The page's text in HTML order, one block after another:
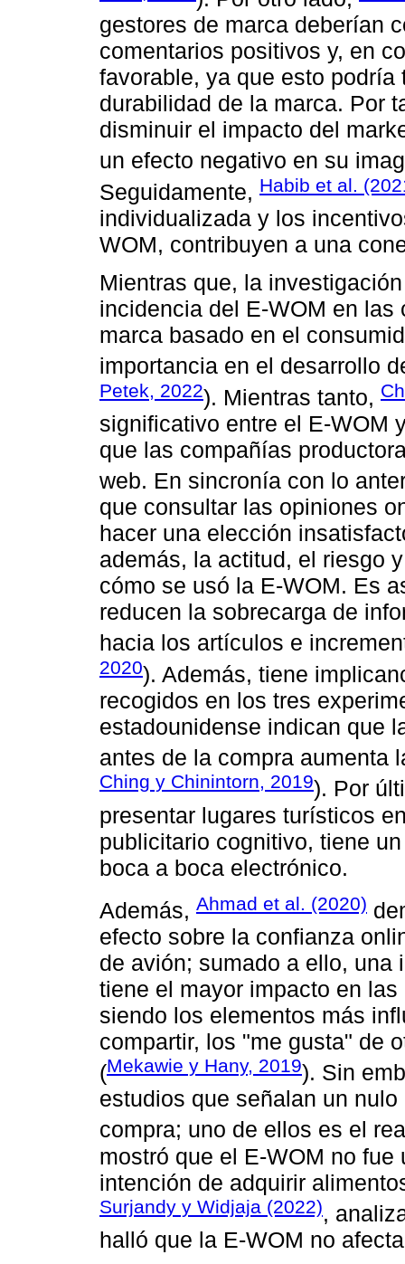
gestores de marca deberían
comentarios positivos y, en
favorable, ya que esto
durabilidad de la marca. Por
disminuir el impacto del
un efecto negativo en su
Seguidamente, Habib et al.
individualizada y los
WOM, contribuyen a una
Mientras que, la
incidencia del E-WOM en
marca basado en el
importancia en el desarrollo
Petek, 2022). Mientras tanto,
significativo entre el E-WOM
que las compañías
web. En sincronía con lo
que consultar las opiniones
hacer una elección
además, la actitud, el riesgo
cómo se usó la E-WOM. Es
reducen la sobrecarga de
hacia los artículos e
2020). Además, tiene
recogidos en los tres
estadounidense indican que
antes de la compra aumenta
Ching y Chinintorn, 2019). Por
presentar lugares turísticos
publicitario cognitivo, tiene
boca a boca electrónico.
Además, Ahmad et al. (2020)
efecto sobre la confianza
de avión; sumado a ello, una
tiene el mayor impacto en
siendo los elementos más
compartir, los "me gusta" de
(Mekawie y Hany, 2019). Sin
estudios que señalan un
compra; uno de ellos es el
mostró que el E-WOM no
intención de adquirir
Surjandy y Widjaja (2022),
halló que la E-WOM no